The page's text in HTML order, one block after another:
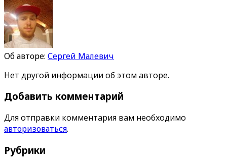
Об авторе: Сергей Малевич
Нет другой информации об этом авторе.
Добавить комментарий
Для отправки комментария вам необходимо
авторизоваться.
Рубрики